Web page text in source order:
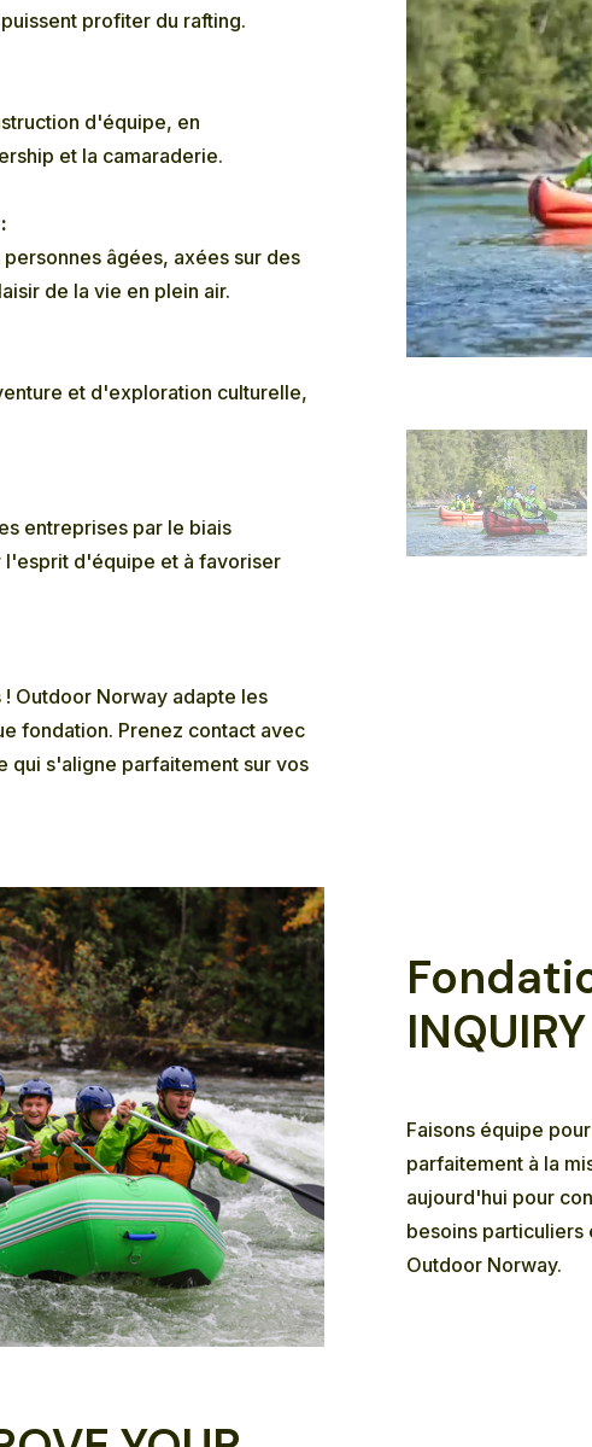
profiter du rafting.
d'équipe, en
et la camaraderie.
âgées, axées sur des
de la vie en plein air.
et d'exploration culturelle,
entreprises par le biais
l'esprit d'équipe et à favoriser
Outdoor Norway adapte les
fondation. Prenez contact avec
qui s'aligne parfaitement sur vos
INQUIRY
Faisons équipe
parfaitement à la
aujourd'hui pour
besoins particuliers
Outdoor Norway.